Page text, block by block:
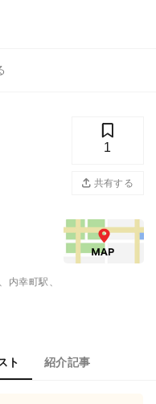
1
共有する
内幸町駅、
ト 紹介記事